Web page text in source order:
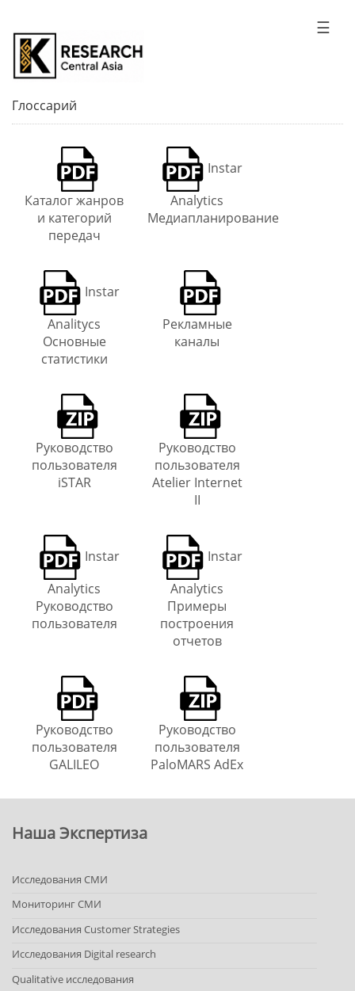
☰
Глоссарий
Каталог жанров
и категорий
передач
Instar
Analytics
Медиапланирование
Instar
Analitycs
Основные
статистики
Рекламные
каналы
Руководство
пользователя
iSTAR
Руководство
пользователя
Atelier Internet
II
Instar
Analytics
Руководство
пользователя
Instar
Analytics
Примеры
построения
отчетов
Руководство
пользователя
GALILEO
Руководство
пользователя
PaloMARS AdEx
Наша Экспертиза
Исследования СМИ
Мониторинг СМИ
Исследования Customer Strategies
Исследования Digital research
Qualitative исследования